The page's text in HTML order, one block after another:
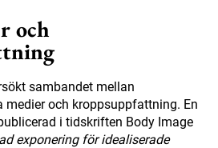
och
sambandet mellan
medier och kroppsuppfattning. En
i tidskriften Body Image
exponering för idealiserade